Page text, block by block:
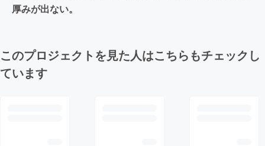
厚みが出ない。
このプロジェクトを見た人はこちらもチェックし
ています